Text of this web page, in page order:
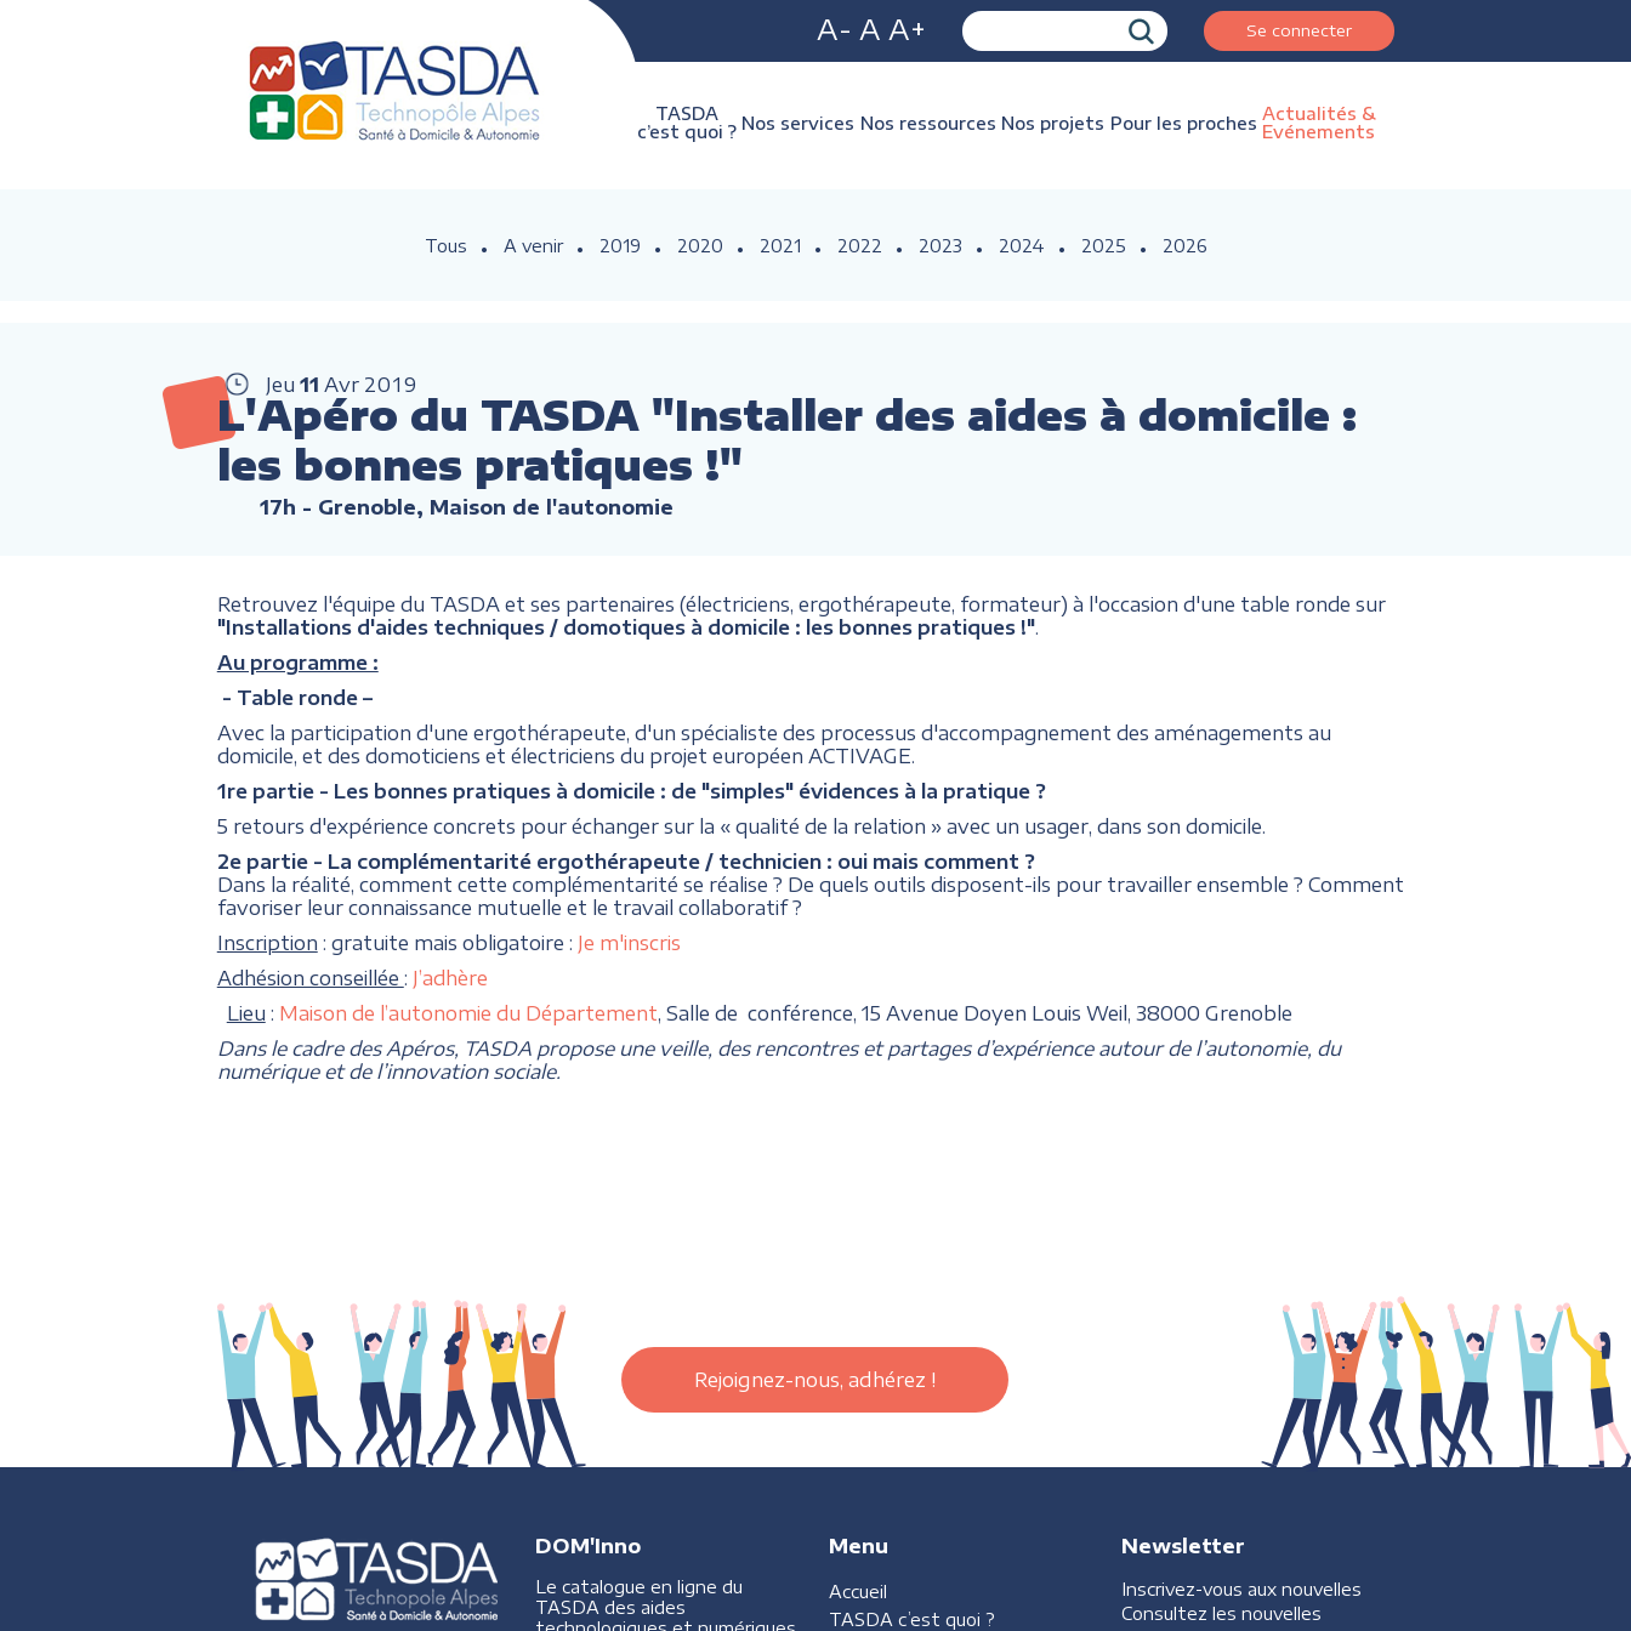
A- A A+ Se connecter
TASDA
c’est quoi ? Nos services Nos ressources Nos projets Pour les proches Actualités &
Evénements
Tous A venir 2019 2020 2021 2022 2023 2024 2025 2026
Jeu 11 Avr 2019
L'Apéro du TASDA "Installer des aides à domicile :
les bonnes pratiques !"
17h - Grenoble, Maison de l'autonomie
Retrouvez l'équipe du TASDA et ses partenaires (électriciens, ergothérapeute, formateur) à l'occasion d'une table ronde sur
"Installations d'aides techniques / domotiques à domicile : les bonnes pratiques !".
Au programme :
- Table ronde –
Avec la participation d'une ergothérapeute, d'un spécialiste des processus d'accompagnement des aménagements au
domicile, et des domoticiens et électriciens du projet européen ACTIVAGE.
1re partie - Les bonnes pratiques à domicile : de "simples" évidences à la pratique ?
5 retours d'expérience concrets pour échanger sur la « qualité de la relation » avec un usager, dans son domicile.
2e partie - La complémentarité ergothérapeute / technicien : oui mais comment ?
Dans la réalité, comment cette complémentarité se réalise ? De quels outils disposent-ils pour travailler ensemble ? Comment
favoriser leur connaissance mutuelle et le travail collaboratif ?
Inscription : gratuite mais obligatoire : Je m'inscris
Adhésion conseillée : J’adhère
Lieu : Maison de l’autonomie du Département, Salle de conférence, 15 Avenue Doyen Louis Weil, 38000 Grenoble
Dans le cadre des Apéros, TASDA propose une veille, des rencontres et partages d’expérience autour de l’autonomie, du
numérique et de l’innovation sociale.
Rejoignez-nous, adhérez !
DOM'Inno
Le catalogue en ligne du
TASDA des aides
Menu
Accueil
TASDA c’est quoi ?
Newsletter
Inscrivez-vous aux nouvelles
Consultez les nouvelles